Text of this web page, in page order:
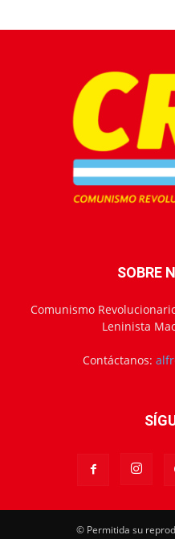
SOBRE
Comunismo
Leninista
Contáctanos:
© Permitida su